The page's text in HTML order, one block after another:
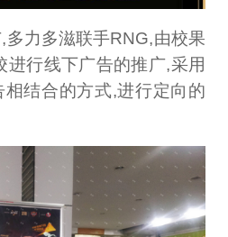
力多滋联手RNG,由校果
进行线下广告的推广,采用
结合的方式,进行定向的